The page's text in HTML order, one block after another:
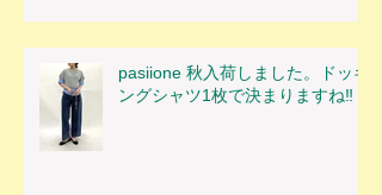
pasiione 秋入荷しました。ドッキ
ングシャツ1枚で決まりますね‼